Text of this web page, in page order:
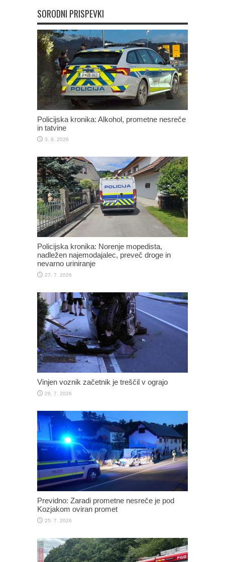
SORODNI PRISPEVKI
Policijska kronika: Alkohol, prometne nesreče
in tatvine
3. 8. 2026
Policijska kronika: Norenje mopedista,
nadležen najemodajalec, preveč droge in
nevarno uriniranje
27. 7. 2026
Vinjen voznik začetnik je treščil v ograjo
26. 7. 2026
Previdno: Zaradi prometne nesreče je pod
Kozjakom oviran promet
25. 7. 2026